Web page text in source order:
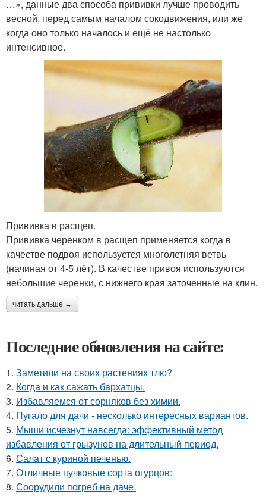
…», данные два способа прививки лучше проводить
весной, перед самым началом сокодвижения, или же
когда оно только началось и ещё не настолько
интенсивное.
Прививка в расщеп.
Прививка черенком в расщеп применяется когда в
качестве подвоя используется многолетняя ветвь
(начиная от 4-5 лёт). В качестве привоя используются
небольшие черенки, с нижнего края заточенные на клин.
читать дальше →
Последние обновления на сайте:
1. Заметили на своих растениях тлю?
2. Когда и как сажать бархатцы.
3. Избавляемся от сорняков без химии.
4. Пугало для дачи - несколько интересных вариантов.
5. Мыши исчезнут навсегда: эффективный метод
избавления от грызунов на длительный период.
6. Салат с куриной печенью.
7. Отличные пучковые сорта огурцов:
8. Соорудили погреб на даче.